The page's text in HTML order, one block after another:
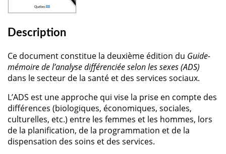
Description
Ce document constitue la deuxième édition du Guide-
mémoire de l’analyse différenciée selon les sexes (ADS)
dans le secteur de la santé et des services sociaux.
L’ADS est une approche qui vise la prise en compte des
différences (biologiques, économiques, sociales,
culturelles, etc.) entre les femmes et les hommes, lors
de la planification, de la programmation et de la
dispensation des soins et des services.